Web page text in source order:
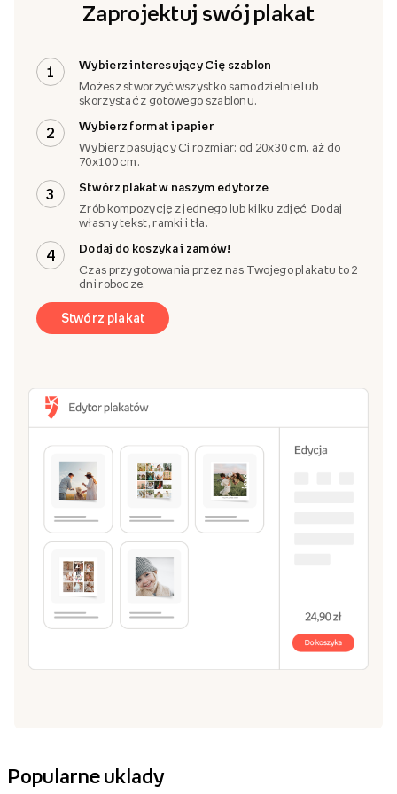
Zaprojektuj swój plakat
1
Wybierz interesujący Cię szablon
Możesz stworzyć wszystko samodzielnie lub
skorzystać z gotowego szablonu.
2
Wybierz format i papier
Wybierz pasujący Ci rozmiar: od 20x30 cm, aż do
70x100 cm.
3
Stwórz plakat w naszym edytorze
Zrób kompozycję z jednego lub kilku zdjęć. Dodaj
własny tekst, ramki i tła.
4
Dodaj do koszyka i zamów!
Czas przygotowania przez nas Twojego plakatu to 2
dni robocze.
Stwórz plakat
Popularne uklady